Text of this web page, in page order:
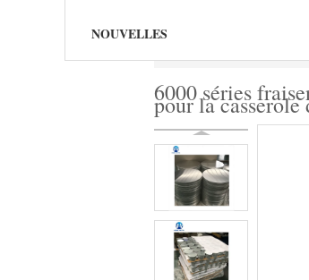
NOUVELLES
6000 séries
pour la